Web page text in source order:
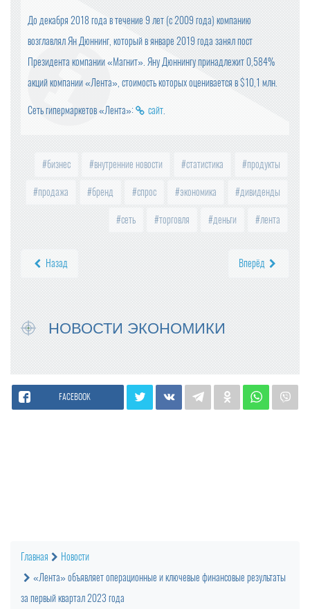
До декабря 2018 года в течение 9 лет (с 2009 года) компанию
возглавлял Ян Дюннинг, который в январе 2019 года занял пост
Президента компании «Магнит». Яну Дюннингу принадлежит 0,584%
акций компании «Лента», стоимость которых оценивается в $10,1 млн.
Сеть гипермаркетов «Лента»: сайт.
бизнес внутренние новости статистика продукты
продажа бренд спрос экономика дивиденды
сеть торговля деньги лента
Назад Вперёд
НОВОСТИ ЭКОНОМИКИ
FACEBOOK
Главная
Новости
«Лента» объявляет операционные и ключевые финансовые результаты
за первый квартал 2023 года